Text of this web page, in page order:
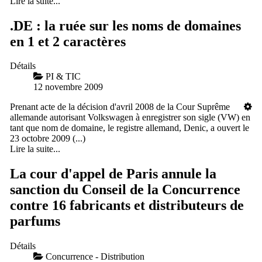
.DE : la ruée sur les noms de domaines
en 1 et 2 caractères
Détails
PI & TIC
12 novembre 2009
Prenant acte de la décision d'avril 2008 de la Cour Suprême
allemande autorisant Volkswagen à enregistrer son sigle (VW) en
tant que nom de domaine, le registre allemand, Denic, a ouvert le
23 octobre 2009 (...)
Lire la suite...
La cour d'appel de Paris annule la
sanction du Conseil de la Concurrence
contre 16 fabricants et distributeurs de
parfums
Détails
Concurrence - Distribution